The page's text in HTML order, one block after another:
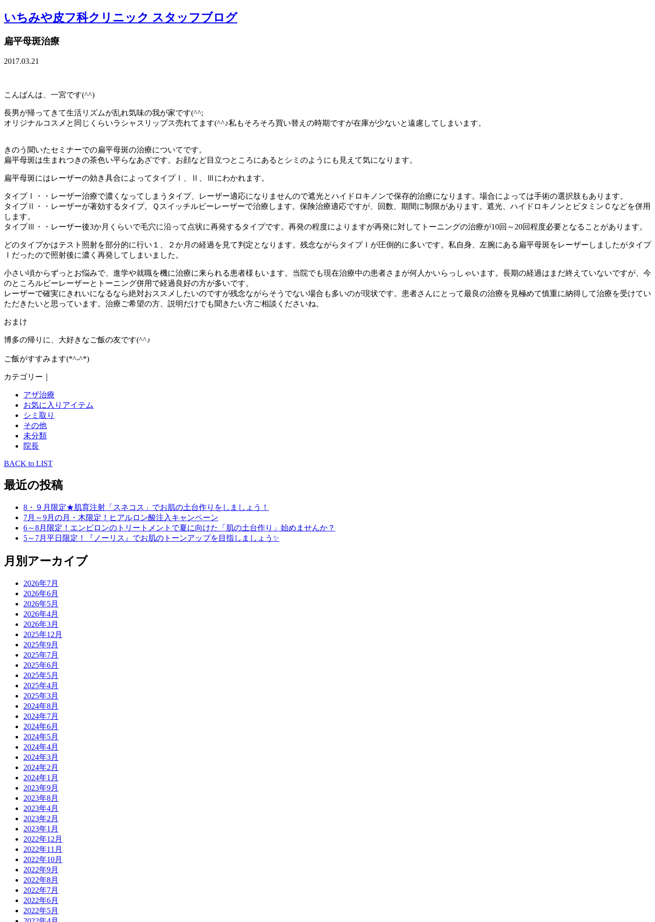
いちみや皮フ科クリニック スタッフブログ
扁平母斑治療
2017.03.21
こんばんは、一宮です(^^)
長男が帰ってきて生活リズムが乱れ気味の我が家です(^^;
オリジナルコスメと同じくらいラシャスリップス売れてます(^^♪私もそろそろ買い替えの時期ですが在庫が少ないと遠慮してしまいます。
きのう聞いたセミナーでの扁平母斑の治療についてです。
扁平母斑は生まれつきの茶色い平らなあざです。お顔など目立つところにあるとシミのようにも見えて気になります。
扁平母斑にはレーザーの効き具合によってタイプⅠ、Ⅱ、Ⅲにわかれます。
タイプⅠ・・レーザー治療で濃くなってしまうタイプ、レーザー適応になりませんので遮光とハイドロキノンで保存的治療になります。場合によっては手術の選択肢もあります。
タイプⅡ・・レーザーが著効するタイプ。Ｑスイッチルビーレーザーで治療します。保険治療適応ですが、回数、期間に制限があります。遮光、ハイドロキノンとビタミンＣなどを併用
します。
タイプⅢ・・レーザー後3か月くらいで毛穴に沿って点状に再発するタイプです。再発の程度によりますが再発に対してトーニングの治療が10回～20回程度必要となることがあります。
どのタイプかはテスト照射を部分的に行い１、２か月の経過を見て判定となります。残念ながらタイプⅠが圧倒的に多いです。私自身、左腕にある扁平母斑をレーザーしましたがタイプ
Ⅰだったので照射後に濃く再発してしまいました。
小さい頃からずっとお悩みで、進学や就職を機に治療に来られる患者様もいます。当院でも現在治療中の患者さまが何人かいらっしゃいます。長期の経過はまだ終えていないですが、今
のところルビーレーザーとトーニング併用で経過良好の方が多いです。
レーザーで確実にきれいになるなら絶対おススメしたいのですが残念ながらそうでない場合も多いのが現状です。患者さんにとって最良の治療を見極めて慎重に納得して治療を受けてい
ただきたいと思っています。治療ご希望の方、説明だけでも聞きたい方ご相談くださいね。
おまけ
博多の帰りに、大好きなご飯の友です(^^♪
ご飯がすすみます(*^-^*)
カテゴリー｜
アザ治療
お気に入りアイテム
シミ取り
その他
未分類
院長
BACK to LIST
最近の投稿
8・９月限定★肌育注射「スネコス」でお肌の土台作りをしましょう！
7月～9月の月・木限定！ヒアルロン酸注入キャンペーン
6～8月限定！エンビロンのトリートメントで夏に向けた「肌の土台作り」始めませんか？
5～7月平日限定！『ノーリス』でお肌のトーンアップを目指しましょう✨
月別アーカイブ
2026年7月
2026年6月
2026年5月
2026年4月
2026年3月
2025年12月
2025年9月
2025年7月
2025年6月
2025年5月
2025年4月
2025年3月
2024年8月
2024年7月
2024年6月
2024年5月
2024年4月
2024年3月
2024年2月
2024年1月
2023年9月
2023年8月
2023年4月
2023年2月
2023年1月
2022年12月
2022年11月
2022年10月
2022年9月
2022年8月
2022年7月
2022年6月
2022年5月